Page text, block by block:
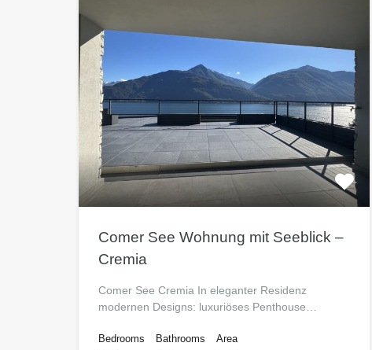
Comer See Wohnung mit Seeblick –
Cremia
Comer See Cremia In eleganter Residenz
modernen Designs: luxuriöses Penthouse…
Bedrooms
Bathrooms
Area